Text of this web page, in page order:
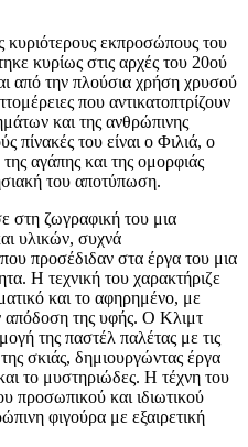
εκπροσώπους του
κυρίως στις αρχές του 20ού
από την πλούσια χρήση χρυσού
που αντικατοπτρίζουν
και της ανθρώπινης
πίνακές του είναι ο Φιλιά, ο
αγάπης και της ομορφιάς
του αποτύπωση.
στη ζωγραφική του μια
υλικών, συχνά
προσέδιδαν στα έργα του μια
Η τεχνική του χαρακτήριζε
και το αφηρημένο, με
απόδοση της υφής. Ο Κλιμτ
της παστέλ παλέτας με τις
σκιάς, δημιουργώντας έργα
το μυστηριώδες. Η τέχνη του
προσωπικού και ιδιωτικού
φιγούρα με εξαιρετική